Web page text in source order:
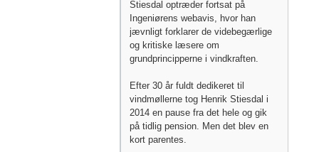
Stiesdal optræder fortsat på
Ingeniørens webavis, hvor han
jævnligt forklarer de videbegærlige
og kritiske læsere om
grundprincipperne i vindkraften.
Efter 30 år fuldt dedikeret til
vindmøllerne tog Henrik Stiesdal i
2014 en pause fra det hele og gik
på tidlig pension. Men det blev en
kort parentes.